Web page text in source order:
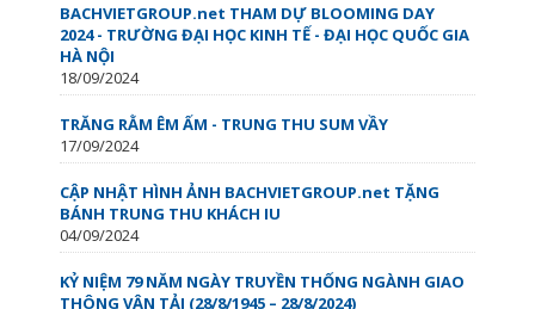
BACHVIETGROUP.net THAM DỰ BLOOMING DAY
2024 - TRƯỜNG ĐẠI HỌC KINH TẾ - ĐẠI HỌC QUỐC GIA
HÀ NỘI
18/09/2024
TRĂNG RẰM ÊM ẤM - TRUNG THU SUM VẦY
17/09/2024
CẬP NHẬT HÌNH ẢNH BACHVIETGROUP.net TẶNG
BÁNH TRUNG THU KHÁCH IU
04/09/2024
KỶ NIỆM 79 NĂM NGÀY TRUYỀN THỐNG NGÀNH GIAO
THÔNG VẬN TẢI (28/8/1945 – 28/8/2024)